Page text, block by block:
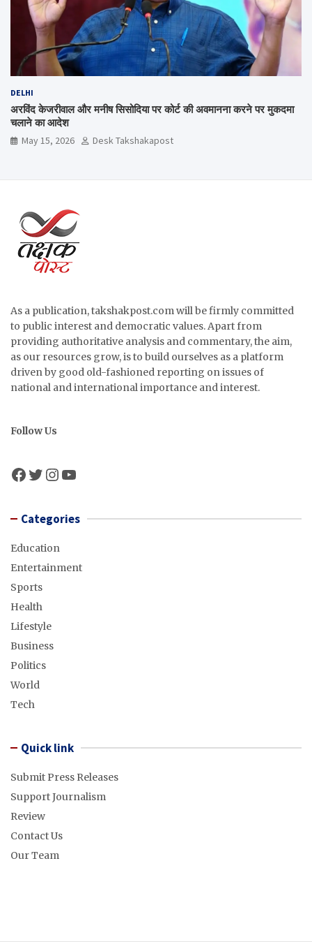
DELHI
अरविंद केजरीवाल और मनीष सिसोदिया पर कोर्ट की अवमानना करने पर मुकदमा
चलाने का आदेश
May 15, 2026 Desk Takshakapost
As a publication, takshakpost.com will be firmly committed
to public interest and democratic values. Apart from
providing authoritative analysis and commentary, the aim,
as our resources grow, is to build ourselves as a platform
driven by good old-fashioned reporting on issues of
national and international importance and interest.
Follow Us
Facebook
Twitter
Instagram
YouTube
Categories
Education
Entertainment
Sports
Health
Lifestyle
Business
Politics
World
Tech
Quick link
Submit Press Releases
Support Journalism
Review
Contact Us
Our Team